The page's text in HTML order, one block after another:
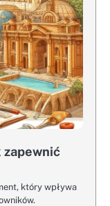
zapewnić
który wpływa